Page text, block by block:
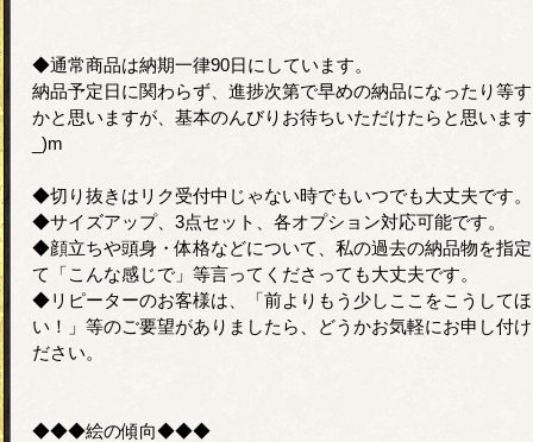
◆通常商品は納期一律90日にしています。
納品予定日に関わらず、進捗次第で早めの納品になったり等
かと思いますが、基本のんびりお待ちいただけたらと思いま
_)m
◆切り抜きはリク受付中じゃない時でもいつでも大丈夫です。
◆サイズアップ、3点セット、各オプション対応可能です。
◆顔立ちや頭身・体格などについて、私の過去の納品物を指
て「こんな感じで」等言ってくださっても大丈夫です。
◆リピーターのお客様は、「前よりもう少しここをこうして
い！」等のご要望がありましたら、どうかお気軽にお申し付
ださい。
◆◆◆絵の傾向◆◆◆